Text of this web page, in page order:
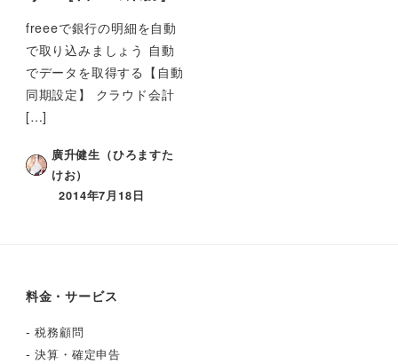
freeeで銀行の明細を自動
で取り込みましょう 自動
でデータを取得する【自動
同期設定】 クラウド会計
[…]
廣升健生（ひろますた
けお）
2014年7月18日
料金・サービス
-税務顧問
-決算・確定申告